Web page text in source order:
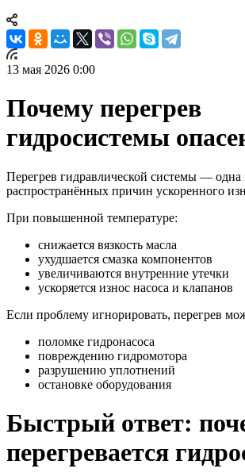
13 мая 2026 0:00
Почему перегрев
гидросистемы
Перегрев гидравлической системы — одна
распространённых причин ускоренного
При повышенной температуре:
снижается вязкость масла
ухудшается смазка компонентов
увеличиваются внутренние утечки
ускоряется износ насоса и клапанов
Если проблему игнорировать, перегрев
поломке гидронасоса
повреждению гидромотора
разрушению уплотнений
остановке оборудования
Быстрый ответ:
перегревается